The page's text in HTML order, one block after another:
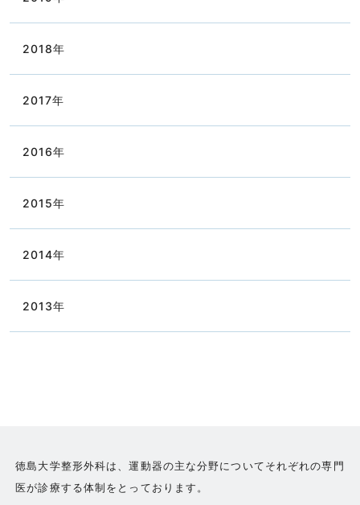
2018年
2017年
2016年
2015年
2014年
2013年
徳島大学整形外科は、運動器の主な分野についてそれぞれの専門
医が診療する体制をとっております。